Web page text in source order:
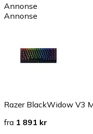
Annonse
Annonse
Razer BlackWidow V3
fra 1 891 kr